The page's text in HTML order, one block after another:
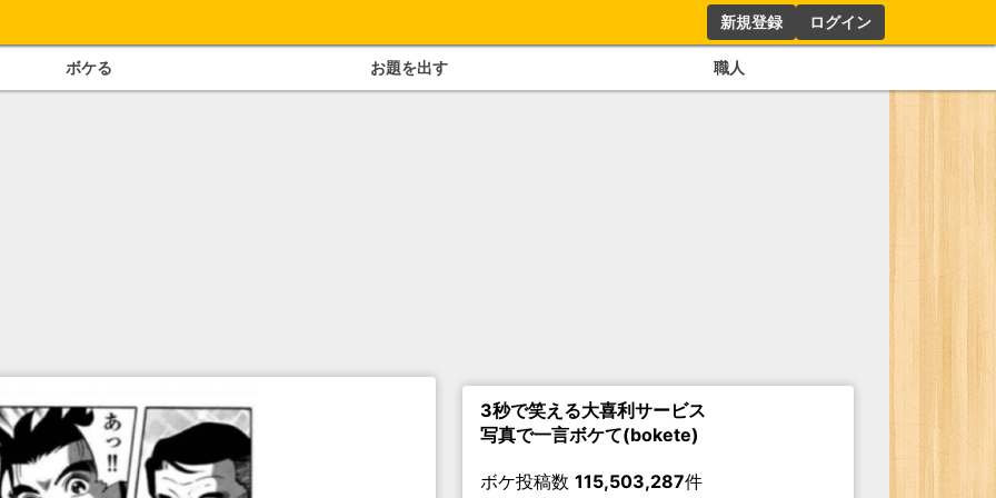
新規登録 ログイン
ボケる お題を出す 職人
3秒で笑える大喜利サービス
写真で一言ボケて(bokete)
ボケ投稿数 115,503,287件